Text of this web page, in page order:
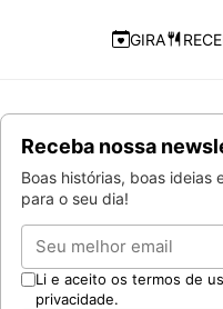
Navegação
GIRA
Receba nossa
Boas histórias, boas ideias
para o seu dia!
Email
Li e aceito os termos de
privacidade.